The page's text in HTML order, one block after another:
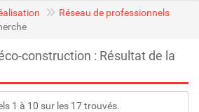
Réseau de professionnels
construction : Résultat de la
1 à 10 sur les 17 trouvés.